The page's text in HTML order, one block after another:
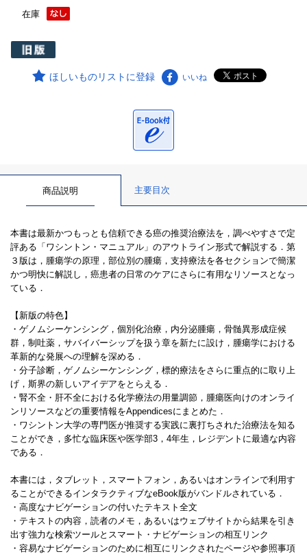
在庫
ほしいものリストに登録 いいね
商品説明 主要目次
本書は最新かつもっとも信頼できる癌の推奨治療法を，調べやすさで定
評ある「ワシントン・マニュアル」のアウトライン形式で解説する．第
３版は，腫瘍学の原理，部位別の腫瘍，支持療法を各セクションで簡潔
かつ明快に解説し，癌患者の日常のケアにさらに有用なリソースとなっ
ている．
【新版の特色】
・ゲノムシーケンシング，個別化治療，内分泌腫瘍，骨髄異形成症候
群，制吐薬，サバイバーシップを扱う章を新たに設け，腫瘍学における
革新的な発展への理解を深める．
・分子診断，ゲノムシーケンシング，標的療法をさらに重点的に取り上
げ，斯界の新しいアイデアをとらえる．
・腎不全・肝不全における化学療法の用量調節，腫瘍医向けのオンライ
ンリソースなどの重要情報をAppendicesにまとめた．
・ワシントン大学の専門医が推奨する実践に裏打ちされた治療法を知る
ことができ，多忙な臨床医や医学部3，4年生，レジデントに最適な内容
である．
本書には，タブレット，スマートフォン，あるいはオンラインで利用す
ることができるインタラクティブなeBook版がバンドルされている．
・高度なナビゲーションの付いたテキスト全文
・テキストの内容，読者のメモ，あるいはウェブサイトから結果を引き
出す強力な検索ツールとスマート・ナビゲーションの相互リンク
・容易なナビゲーションのために相互にリンクされたページや参照事項